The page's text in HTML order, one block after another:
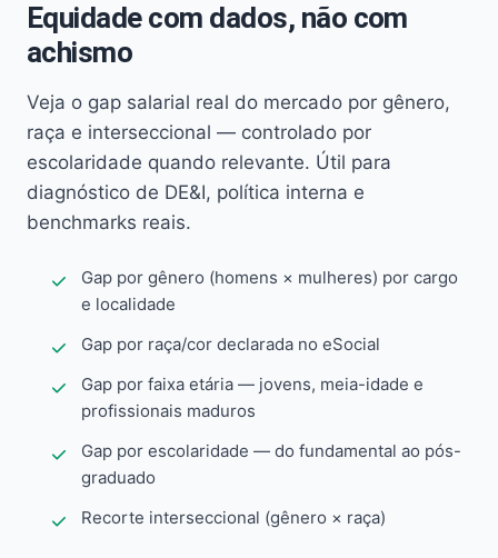
Equidade com dados, não com
achismo
Veja o gap salarial real do mercado por gênero,
raça e interseccional — controlado por
escolaridade quando relevante. Útil para
diagnóstico de DE&I, política interna e
benchmarks reais.
Gap por gênero (homens × mulheres) por cargo
e localidade
Gap por raça/cor declarada no eSocial
Gap por faixa etária — jovens, meia-idade e
profissionais maduros
Gap por escolaridade — do fundamental ao pós-
graduado
Recorte interseccional (gênero × raça)